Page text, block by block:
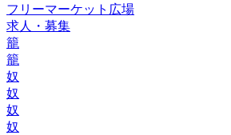
フリーマーケット広場
求人・募集
籠
籠
奴
奴
奴
奴